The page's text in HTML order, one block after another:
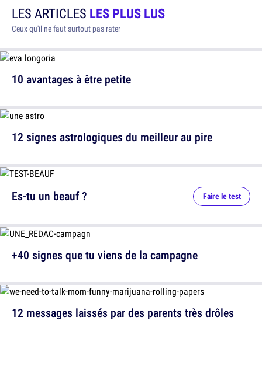
LES ARTICLES LES PLUS LUS
Ceux qu'il ne faut surtout pas rater
10 avantages à être petite
12 signes astrologiques du meilleur au pire
12 messages laissés par des parents très drôles
Es-tu un beauf ? Faire le test
+40 signes que tu viens de la campagne